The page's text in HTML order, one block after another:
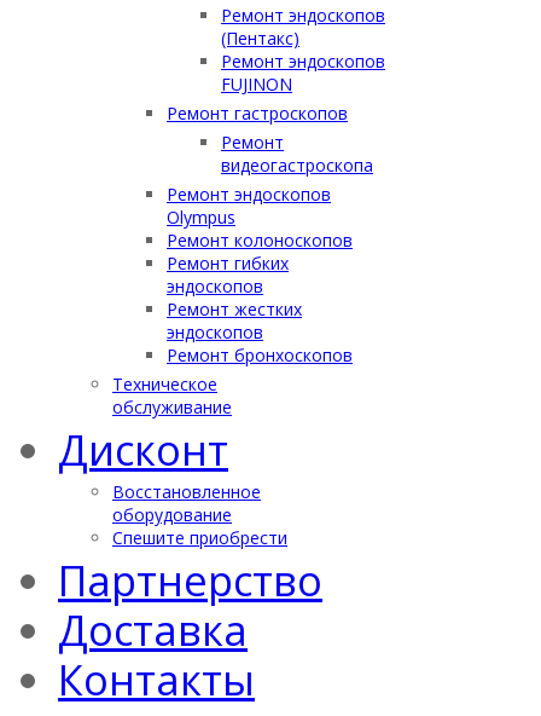
Ремонт эндоскопов
(Пентакс)
Ремонт эндоскопов
FUJINON
Ремонт гастроскопов
Ремонт
видеогастроскопа
Ремонт эндоскопов
Olympus
Ремонт колоноскопов
Ремонт гибких
эндоскопов
Ремонт жестких
эндоскопов
Ремонт бронхоскопов
Техническое
обслуживание
Дисконт
Восстановленное
оборудование
Спешите приобрести
Партнерство
Доставка
Контакты